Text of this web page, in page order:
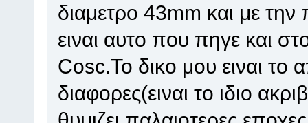
διαμετρο 43mm και με
ειναι αυτο που πηγε και
Cosc.Το δικο μου ειναι
διαφορες(ειναι το ιδιο